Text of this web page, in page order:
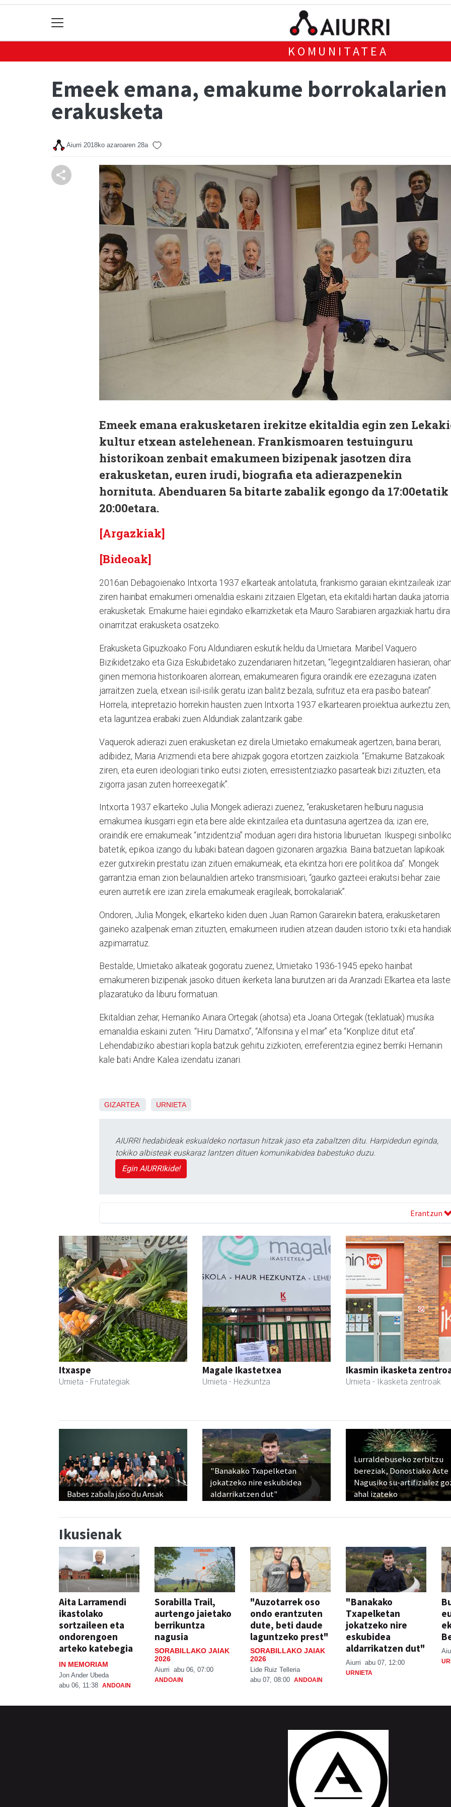
KOMUNITATEA
Emeek emana, emakume
erakusketa
Aiurri 2018ko azaroaren 28a
Emeek emana erakusketaren irekitze ekitaldia egin zen
kultur etxean astelehenean. Frankismoaren testuinguru
historikoan zenbait emakumeen bizipenak jasotzen dira
erakusketan, euren irudi, biografia eta adierazpenekin
hornituta. Abenduaren 5a bitarte zabalik egongo da 17:00etatik
20:00etara.
[Argazkiak]
[Bideoak]
2016an Debagoienako Intxorta 1937 elkarteak antolatuta, frankismo garaian ekintzaileak
ziren hainbat emakumeri omenaldia eskaini zitzaien Elgetan, eta ekitaldi hartan dauka jatorria
erakusketak. Emakume haiei egindako elkarrizketak eta Mauro Sarabiaren argazkiak hartu dira
oinarritzat erakusketa osatzeko.
Erakusketa Gipuzkoako Foru Aldundiaren eskutik heldu da Urnietara. Maribel Vaquero
Bizikidetzako eta Giza Eskubidetako zuzendariaren hitzetan, “legegintzaldiaren hasieran,
ginen memoria historikoaren alorrean, emakumearen figura oraindik ere ezezaguna izaten
jarraitzen zuela, etxean isil-isilik geratu izan balitz bezala, sufrituz eta era pasibo batean”.
Horrela, intepretazio horrekin hausten zuen Intxorta 1937 elkartearen proiektua aurkeztu zen,
eta laguntzea erabaki zuen Aldundiak zalantzarik gabe.
Vaquerok adierazi zuen erakusketan ez direla Urnietako emakumeak agertzen, baina berari,
adibidez, Maria Arizmendi eta bere ahizpak gogora etortzen zaizkiola. “Emakume Batzakoak
ziren, eta euren ideologiari tinko eutsi zioten, erresistentziazko pasarteak bizi zituzten, eta
zigorra jasan zuten horreexegatik”.
Intxorta 1937 elkarteko Julia Mongek adierazi zuenez, “erakusketaren helburu nagusia
emakumea ikusgarri egin eta bere alde ekintzailea eta duintasuna agertzea da; izan ere,
oraindik ere emakumeak “intzidentzia” moduan ageri dira historia liburuetan. Ikuspegi
batetik, epikoa izango du lubaki batean dagoen gizonaren argazkia. Baina batzuetan lapikoak
ezer gutxirekin prestatu izan zituen emakumeak, eta ekintza hori ere politikoa da”. Mongek
garrantzia eman zion belaunaldien arteko transmisioari, “gaurko gazteei erakutsi behar zaie
euren aurretik ere izan zirela emakumeak eragileak, borrokalariak”.
Ondoren, Julia Mongek, elkarteko kiden duen Juan Ramon Garairekin batera, erakusketaren
gaineko azalpenak eman zituzten, emakumeen irudien atzean dauden istorio txiki eta handiak
azpimarratuz.
Bestalde, Urnietako alkateak gogoratu zuenez, Urnietako 1936-1945 epeko hainbat
emakumeren bizipenak jasoko dituen ikerketa lana burutzen ari da Aranzadi Elkartea eta
plazaratuko da liburu formatuan.
Ekitaldian zehar, Hernaniko Ainara Ortegak (ahotsa) eta Joana Ortegak (teklatuak) musika
emanaldia eskaini zuten. “Hiru Damatxo”, “Alfonsina y el mar” eta “Konplize ditut eta”.
Lehendabiziko abestiari kopla batzuk gehitu zizkioten, erreferentzia eginez berriki Hernanin
kale bati Andre Kalea izendatu izanari.
GIZARTEA URNIETA
AIURRI hedabideak eskualdeko nortasun hitzak jaso eta zabaltzen ditu. Harpidedun eginda,
tokiko albisteak euskaraz lantzen dituen komunikabidea babestuko duzu.
Egin AIURRIkide!
Erantzun
Itxaspe
Urnieta - Frutategiak
Magale Ikastetxea
Urnieta - Hezkuntza
Ikasmin ikasketa
Urnieta - Ikasketa zentroak
Babes zabala jaso du Ansak
"Banakako Txapelketan
jokatzeko nire eskubidea
aldarrikatzen dut"
Lurraldebuseko zerbitzu
bereziak, Donostiako Aste
Nagusiko su-artifizialez
ahal izateko
Ikusienak
Aita Larramendi
ikastolako
sortzaileen eta
ondorengoen
arteko katebegia
IN MEMORIAM
Jon Ander Ubeda
abu 06, 11:38 ANDOAIN
Sorabilla Trail,
aurtengo jaietako
berrikuntza
nagusia
SORABILLAKO JAIAK
2026
Aiurri abu 06, 07:00
ANDOAIN
"Auzotarrek oso
ondo erantzuten
dute, beti daude
laguntzeko prest"
SORABILLAKO JAIAK
2026
Lide Ruiz Telleria
abu 07, 08:00 ANDOAIN
"Banakako
Txapelketan
jokatzeko nire
eskubidea
aldarrikatzen dut"
Aiurri abu 07, 12:00
URNIETA